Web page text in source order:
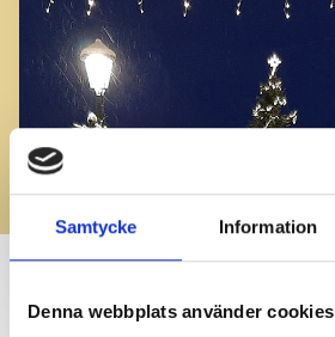
Samtycke Information
Denna webbplats använder cookies